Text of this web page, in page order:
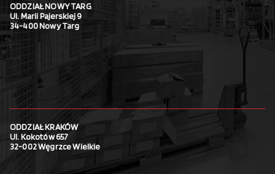
ODDZIAŁ NOWY TARG
Ul. Marii Pajerskiej 9
34-400 Nowy Targ
ODDZIAŁ KRAKÓW
Ul. Kokotów 657
32-002 Węgrzce Wielkie